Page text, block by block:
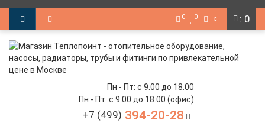
: 0
0 0
Пн - Пт: с 9.00 до 18.00
Пн - Пт: с 9.00 до 18.00 (офис)
+7 (499) 394-20-28